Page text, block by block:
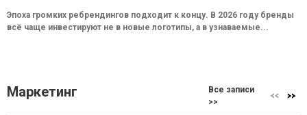
Эпоха громких ребрендингов подходит к концу. В 2026 году бренды
всё чаще инвестируют не в новые логотипы, а в узнаваемые...
Маркетинг
Все записи
>>